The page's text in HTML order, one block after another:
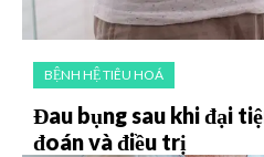
BỆNH HỆ TIÊU HOÁ
Đau bụng sau khi đại
đoán và điều trị